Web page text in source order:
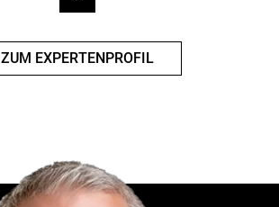
ZUM EXPERTENPROFIL